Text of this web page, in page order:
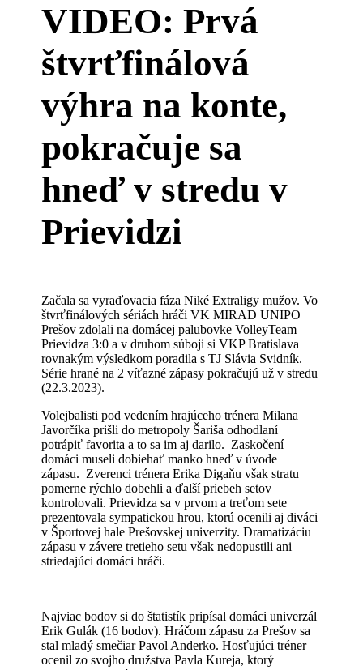
VIDEO: Prvá
štvrťfinálová
výhra na konte,
pokračuje sa
hneď v stredu v
Prievidzi
Začala sa vyraďovacia fáza Niké Extraligy mužov. Vo
štvrťfinálových sériách hráči VK MIRAD UNIPO
Prešov zdolali na domácej palubovke VolleyTeam
Prievidza 3:0 a v druhom súboji si VKP Bratislava
rovnakým výsledkom poradila s TJ Slávia Svidník.
Série hrané na 2 víťazné zápasy pokračujú už v stredu
(22.3.2023).
Volejbalisti pod vedením hrajúceho trénera Milana
Javorčíka prišli do metropoly Šariša odhodlaní
potrápiť favorita a to sa im aj darilo. Zaskočení
domáci museli dobiehať manko hneď v úvode
zápasu. Zverenci trénera Erika Digaňu však stratu
pomerne rýchlo dobehli a ďalší priebeh setov
kontrolovali. Prievidza sa v prvom a treťom sete
prezentovala sympatickou hrou, ktorú ocenili aj diváci
v Športovej hale Prešovskej univerzity. Dramatizáciu
zápasu v závere tretieho setu však nedopustili ani
striedajúci domáci hráči.
Najviac bodov si do štatistík pripísal domáci univerzál
Erik Gulák (16 bodov). Hráčom zápasu za Prešov sa
stal mladý smečiar Pavol Anderko. Hosťujúci tréner
ocenil zo svojho družstva Pavla Kureja, ktorý